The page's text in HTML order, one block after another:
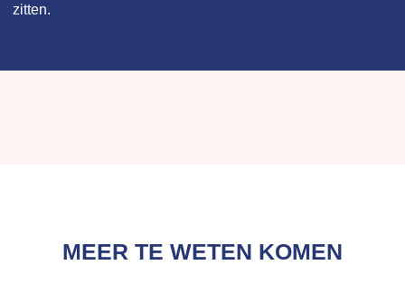
zitten.
MEER TE WETEN KOMEN